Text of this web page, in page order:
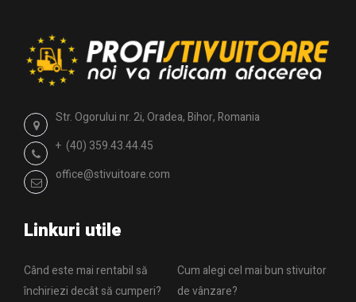
Str. Ogorului nr. 2i, Oradea, Bihor, Romania
+ (40) 359.43.44.45
office@stivuitoare.com
Linkuri utile
Când este mai rentabil să
închiriezi decât să cumperi?
Cum alegi cel mai bun stivuitor
de vânzare?